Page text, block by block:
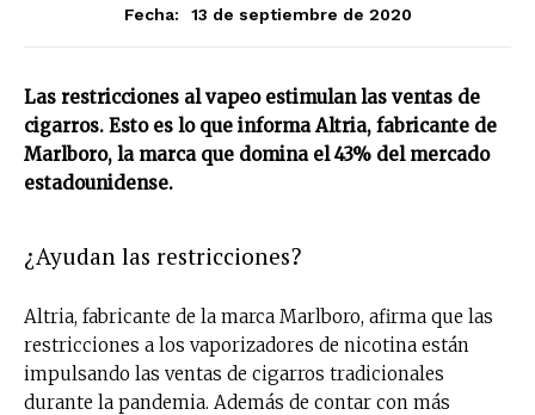
Fecha:
13 de septiembre de 2020
Las restricciones al vapeo estimulan las ventas de
cigarros. Esto es lo que informa Altria, fabricante de
Marlboro, la marca que domina el 43% del mercado
estadounidense.
¿Ayudan las restricciones?
Altria, fabricante de la marca Marlboro, afirma que las
restricciones a los vaporizadores de nicotina están
impulsando las ventas de cigarros tradicionales
durante la pandemia. Además de contar con más